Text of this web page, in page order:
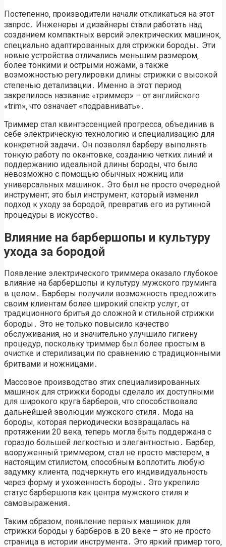
Постепенно‚ производители начали откликаться на этот
запрос․ Инженеры и дизайнеры стали работать над
созданием компактных версий электрических машинок‚
специально адаптированных для стрижки бороды․ Эти
новые устройства отличались меньшим размером‚
более тонкими и острыми ножами‚ а также
возможностью регулировки длины стрижки с высокой
степенью детализации․ Именно в этот период
закрепилось название «триммер» – от английского
«trim»‚ что означает «подравнивать»․
Триммер стал квинтэссенцией прогресса‚ объединив в
себе электрическую технологию и специализацию для
конкретной задачи․ Он позволял барберу выполнять
тонкую работу по окантовке‚ созданию четких линий и
поддержанию идеальной длины бороды‚ что было
невозможно с помощью обычных ножниц или
универсальных машинок․ Это был не просто очередной
инструмент; это был инструмент‚ который изменил
подход к уходу за бородой‚ превратив его из рутинной
процедуры в искусство․
Влияние на барбершопы и культуру
ухода за бородой
Появление электрического триммера оказало глубокое
влияние на барбершопы и культуру мужского груминга
в целом․ Барберы получили возможность предложить
своим клиентам более широкий спектр услуг‚ от
традиционного бритья до сложной и стильной стрижки
бороды․ Это не только повысило качество
обслуживания‚ но и значительно улучшило гигиену
процедур‚ поскольку триммер был более простым в
очистке и стерилизации по сравнению с традиционными
бритвами и ножницами․
Массовое производство этих специализированных
машинок для стрижки бороды сделало их доступными
для широкого круга барберов‚ что способствовало
дальнейшей эволюции мужского стиля․ Мода на
бороды‚ которая периодически возвращалась на
протяжении 20 века‚ теперь могла быть поддержана с
гораздо большей легкостью и элегантностью․ Барбер‚
вооруженный триммером‚ стал не просто мастером‚ а
настоящим стилистом‚ способным воплотить любую
задумку клиента‚ подчеркнуть его индивидуальность
через форму и ухоженность бороды․ Это укрепило
статус барбершопа как центра мужского стиля и
самовыражения․
Таким образом‚ появление первых машинок для
стрижки бороды у барберов в 20 веке – это не просто
страница в истории инструмента․ Это яркий пример того‚